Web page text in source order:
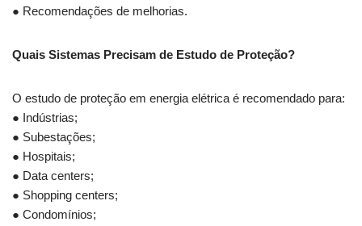
● Recomendações de melhorias.
Quais Sistemas Precisam de Estudo de Proteção?
O estudo de proteção em energia elétrica é recomendado para:
● Indústrias;
● Subestações;
● Hospitais;
● Data centers;
● Shopping centers;
● Condomínios;